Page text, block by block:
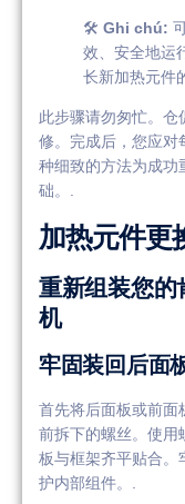
🛠️ Ghi chú:
效、安全地运
长新加热元件
此步骤请勿匆忙。仓
修。完成后，您应对
种细致的方法为成功
础。.
加热元件更
重新组装您
机
牢固装回后面
首先将后面板或前面
前拆下的螺丝。使用
板与框架齐平贴合。
护内部组件。.